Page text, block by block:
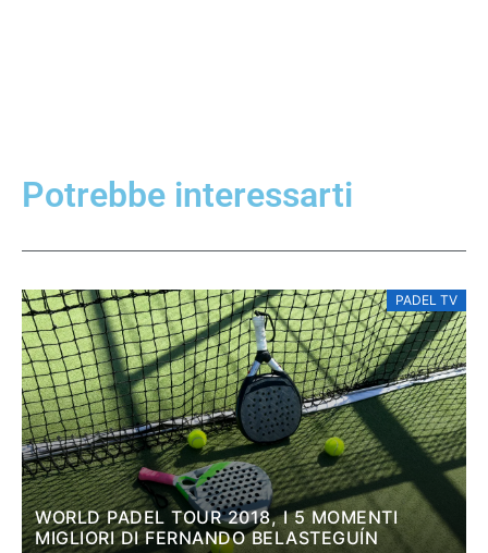
Potrebbe interessarti
PADEL TV
WORLD PADEL TOUR 2018, I 5 MOMENTI
MIGLIORI DI FERNANDO BELASTEGUÍN